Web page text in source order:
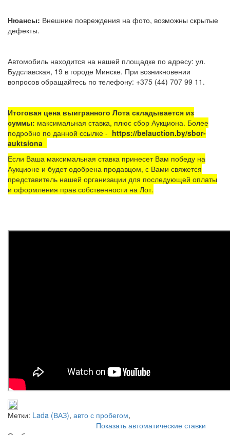
Нюансы: Внешние повреждения на фото, возможны скрытые
дефекты.
Автомобиль находится на нашей площадке по адресу: ул.
Будславская, 19 в городе Минске. При возникновении
вопросов обращайтесь по телефону: +375 (44) 707 99 11.
Итоговая цена выигранного Лота складывается из
суммы: максимальная ставка, плюс сбор Аукциона. Более
подробно по данной ссылке - https://belauction.by/sbor-
auktsiona
Если Ваша максимальная ставка принесет Вам победу на
Аукционе и будет одобрена продавцом, с Вами свяжется
представитель нашей организации для последующей оплаты
и оформления прав собственности на Лот.
Метки: Lada (ВАЗ), авто с пробегом,
Показать автоматические ставки